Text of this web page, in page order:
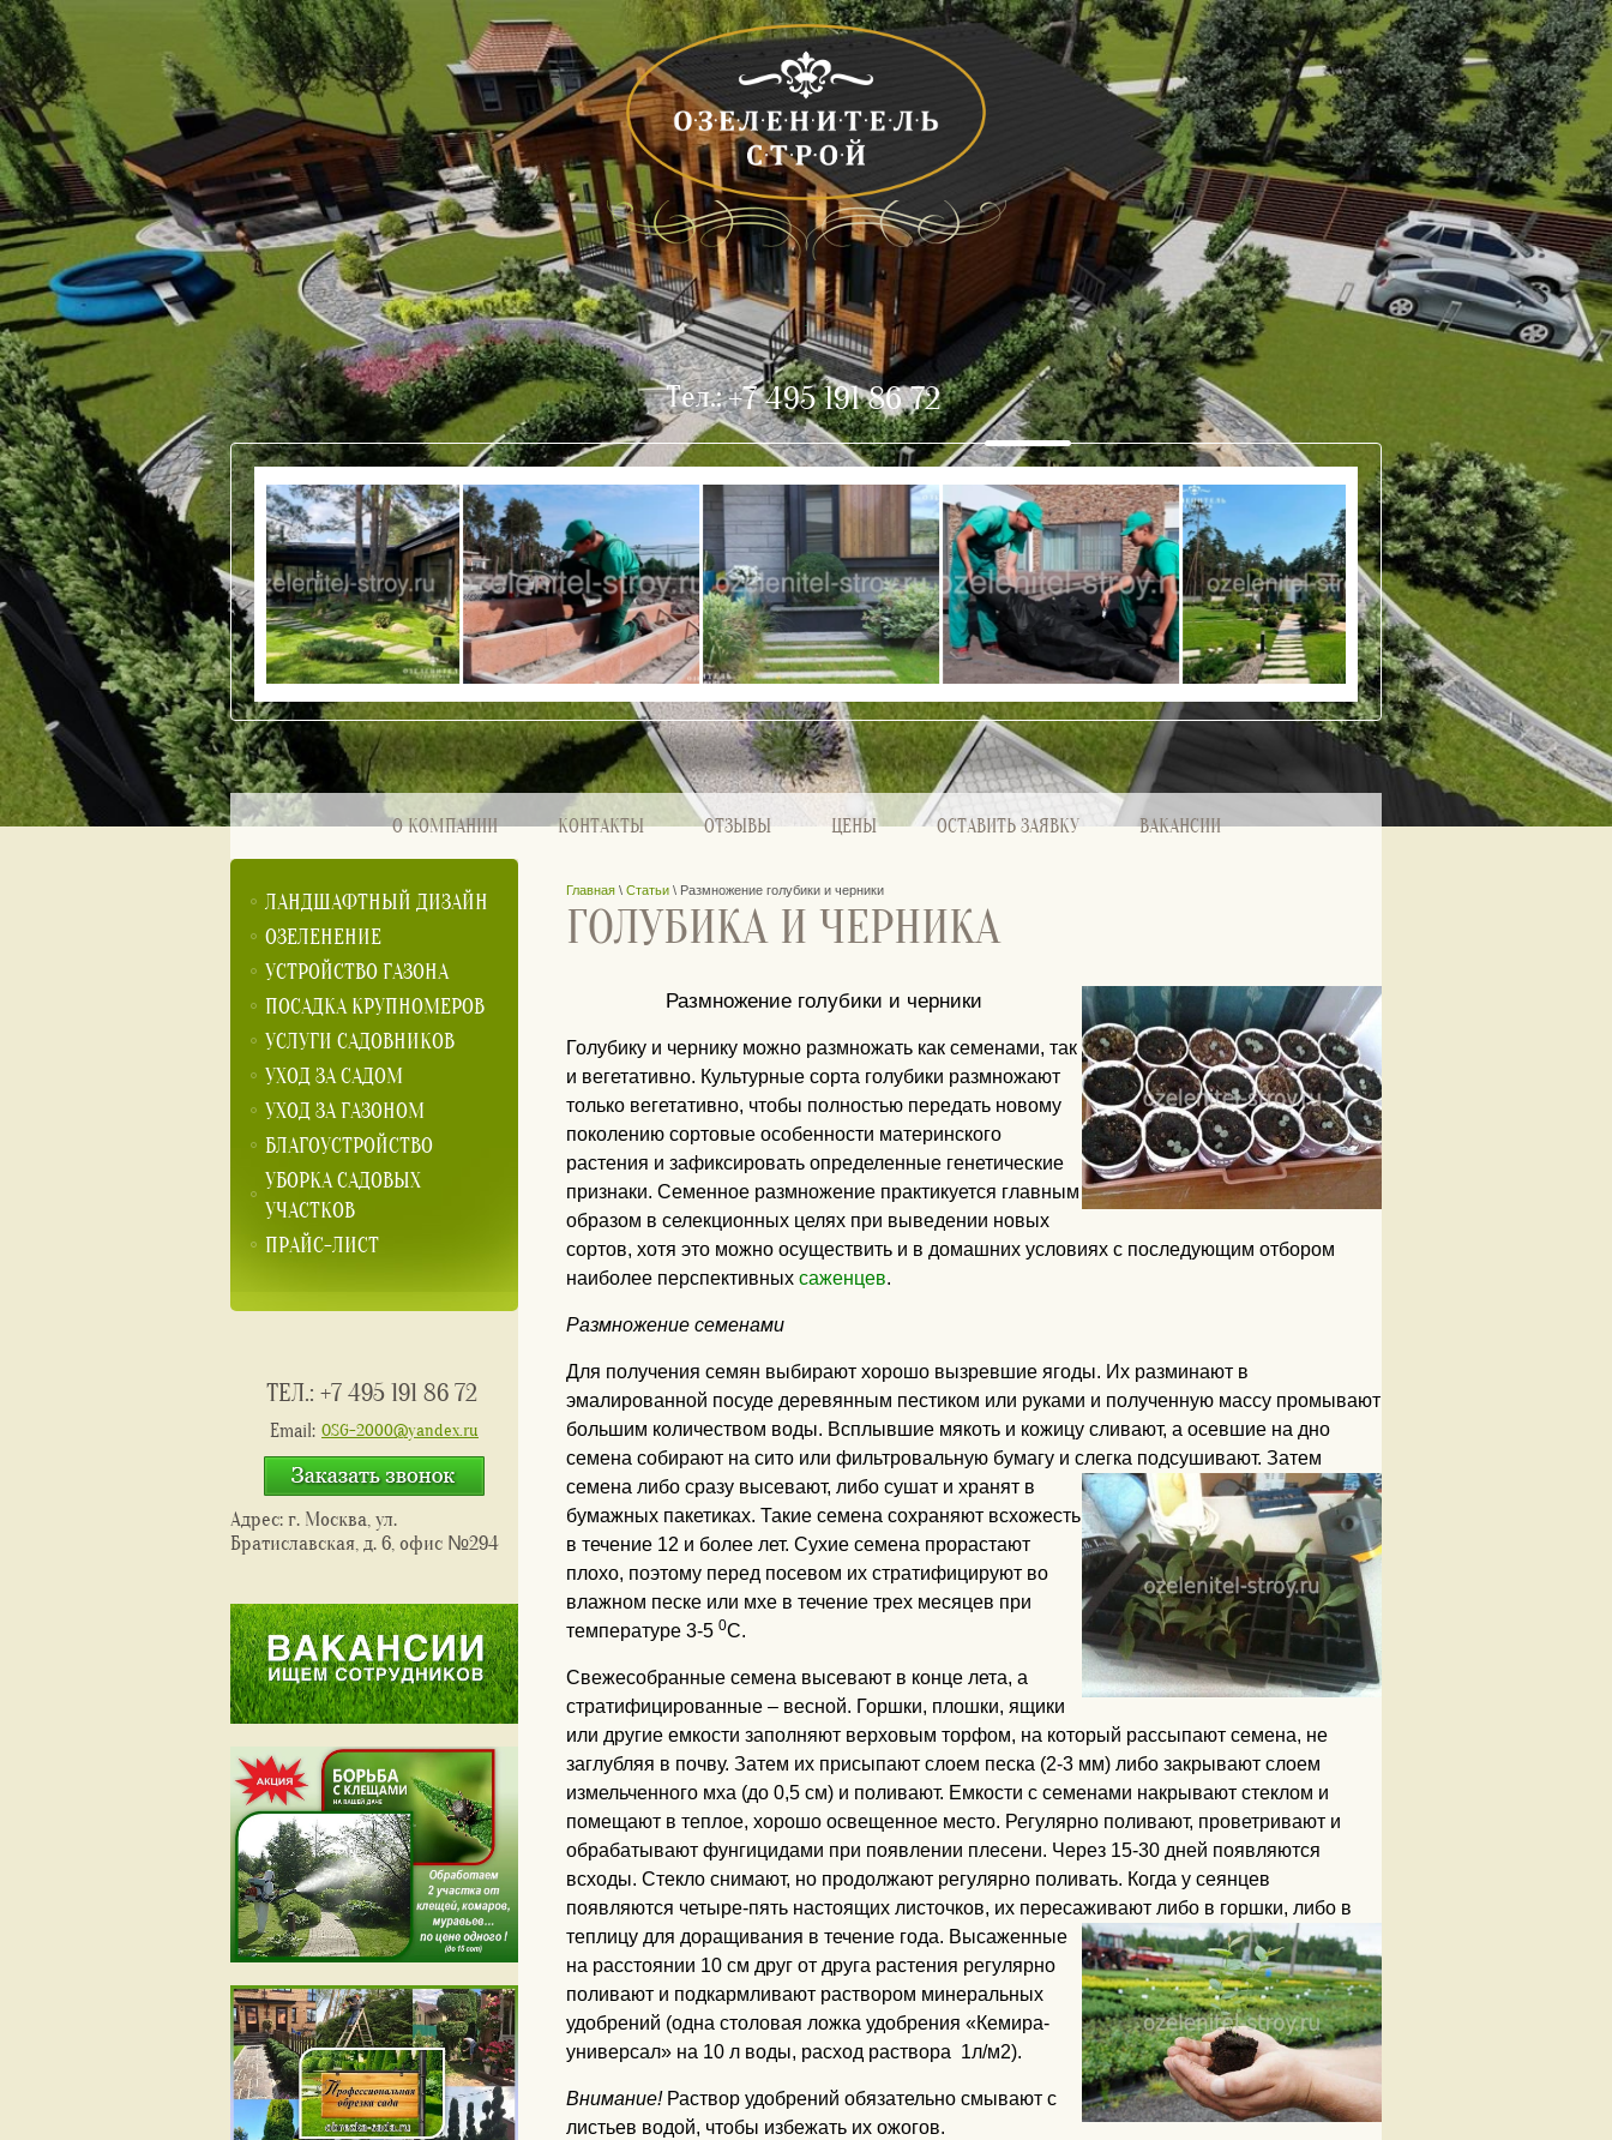
.
Тел.:+7 495 191 86 72
О КОМПАНИИ КОНТАКТЫ ОТЗЫВЫ ЦЕНЫ ОСТАВИТЬ ЗАЯВКУ ВАКАНСИИ
ЛАНДШАФТНЫЙ ДИЗАЙН
ОЗЕЛЕНЕНИЕ
УСТРОЙСТВО ГАЗОНА
ПОСАДКА КРУПНОМЕРОВ
УСЛУГИ САДОВНИКОВ
УХОД ЗА САДОМ
УХОД ЗА ГАЗОНОМ
БЛАГОУСТРОЙСТВО
УБОРКА САДОВЫХ
УЧАСТКОВ
ПРАЙС-ЛИСТ
ТЕЛ.: +7 495 191 86 72
Email: OSG-2000@yandex.ru
Кнопка
Адрес: г. Москва, ул.
Братиславская, д. 6, офис №294
Главная \ Статьи \ Размножение голубики и черники
ГОЛУБИКА И ЧЕРНИКА
Размножение голубики и черники
Голубику и чернику можно размножать как семенами, так
и вегетативно. Культурные сорта голубики размножают
только вегетативно, чтобы полностью передать новому
поколению сортовые особенности материнского
растения и зафиксировать определенные генетические
признаки. Семенное размножение практикуется главным
образом в селекционных целях при выведении новых
сортов, хотя это можно осуществить и в домашних условиях с последующим отбором
наиболее перспективных саженцев.
Размножение семенами
Для получения семян выбирают хорошо вызревшие ягоды. Их разминают в
эмалированной посуде деревянным пестиком или руками и полученную массу промывают
большим количеством воды. Всплывшие мякоть и кожицу сливают, а осевшие на дно
семена собирают на сито или фильтровальную бумагу и слегка подсушивают. Затем
семена либо сразу высевают, либо сушат и хранят в
бумажных пакетиках. Такие семена сохраняют всхожесть
в течение 12 и более лет. Сухие семена прорастают
плохо, поэтому перед посевом их стратифицируют во
влажном песке или мхе в течение трех месяцев при
температуре 3-5 0С.
Свежесобранные семена высевают в конце лета, а
стратифицированные – весной. Горшки, плошки, ящики
или другие емкости заполняют верховым торфом, на который рассыпают семена, не
заглубляя в почву. Затем их присыпают слоем песка (2-3 мм) либо закрывают слоем
измельченного мха (до 0,5 см) и поливают. Емкости с семенами накрывают стеклом и
помещают в теплое, хорошо освещенное место. Регулярно поливают, проветривают и
обрабатывают фунгицидами при появлении плесени. Через 15-30 дней появляются
всходы. Стекло снимают, но продолжают регулярно поливать. Когда у сеянцев
появляются четыре-пять настоящих листочков, их пересаживают либо в горшки, либо в
теплицу для доращивания в течение года. Высаженные
на расстоянии 10 см друг от друга растения регулярно
поливают и подкармливают раствором минеральных
удобрений (одна столовая ложка удобрения «Кемира-
универсал» на 10 л воды, расход раствора 1л/м2).
Внимание!Раствор удобрений обязательно смывают с
листьев водой, чтобы избежать их ожогов.